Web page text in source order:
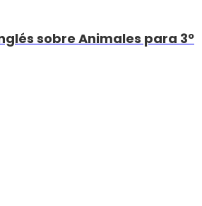
sobre Animales para 3º